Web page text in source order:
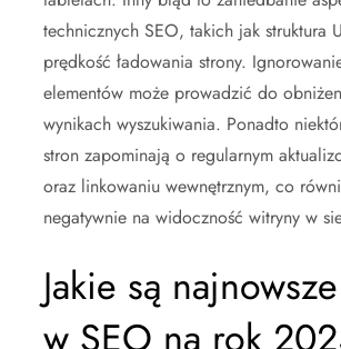
technicznych SEO, takich jak struktura
prędkość ładowania strony.
elementów może prowadzić do
wynikach wyszukiwania. Ponadto
stron zapominają o regularnym
oraz linkowaniu wewnętrznym, co
negatywnie na widoczność witryny w
Jakie są